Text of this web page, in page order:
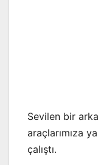
Sevilen bir
araçlarımıza
çalıştı.